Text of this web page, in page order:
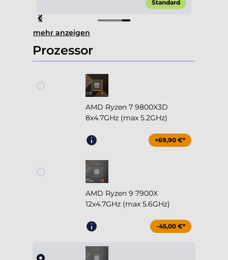
Standard
Item
4
of
4
mehr anzeigen
Prozessor
AMD Ryzen 7 9800X3D
8x4.7GHz (max 5.2GHz)
+69,90 €*
AMD Ryzen 9 7900X
12x4.7GHz (max 5.6GHz)
-45,00 €*